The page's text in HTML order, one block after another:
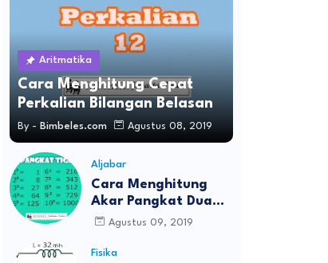
Aritmatika
Cara Menghitung Cepat
Perkalian Bilangan Belasan
By - Bimbeles.com Agustus 08, 2019
Aljabar
Cara Menghitung
Akar Pangkat Dua
Dan Akar Pangkat
Agustus 09, 2019
Fisika